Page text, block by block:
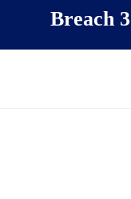
Breach 3